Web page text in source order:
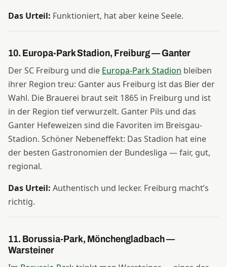
Das Urteil: Funktioniert, hat aber keine Seele.
10. Europa-Park Stadion, Freiburg — Ganter
Der SC Freiburg und die Europa-Park Stadion bleiben
ihrer Region treu: Ganter aus Freiburg ist das Bier der
Wahl. Die Brauerei braut seit 1865 in Freiburg und ist
in der Region tief verwurzelt. Ganter Pils und das
Ganter Hefeweizen sind die Favoriten im Breisgau-
Stadion. Schöner Nebeneffekt: Das Stadion hat eine
der besten Gastronomien der Bundesliga — fair, gut,
regional.
Das Urteil: Authentisch und lecker. Freiburg macht’s
richtig.
11. Borussia-Park, Mönchengladbach —
Warsteiner